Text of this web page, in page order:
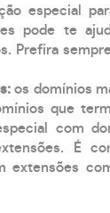
especial
pode te
Prefira
os domínios
que
com
É
extensões